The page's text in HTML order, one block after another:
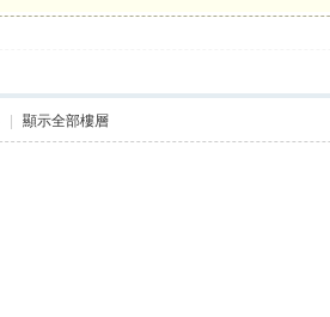
顯示全部樓層